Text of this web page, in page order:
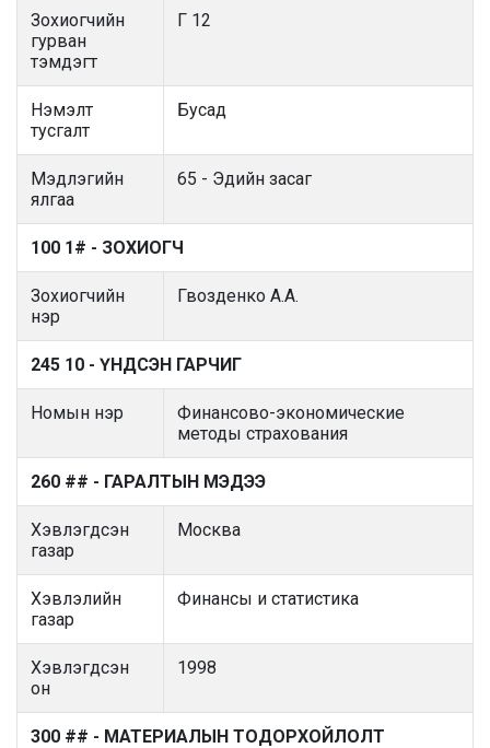
Зохиогчийн
гурван
тэмдэгт
Г 12
Нэмэлт
тусгалт
Бусад
Мэдлэгийн
ялгаа
65 - Эдийн засаг
100 1# - ЗОХИОГЧ
Зохиогчийн
нэр
Гвозденко А.А.
245 10 - ҮНДСЭН ГАРЧИГ
Номын нэр
Финансово-экономические
методы страхования
260 ## - ГАРАЛТЫН МЭДЭЭ
Хэвлэгдсэн
газар
Москва
Хэвлэлийн
газар
Финансы и статистика
Хэвлэгдсэн
он
1998
300 ## - МАТЕРИАЛЫН ТОДОРХОЙЛОЛТ